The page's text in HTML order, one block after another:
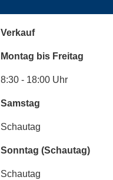
Verkauf
Montag bis Freitag
8:30 - 18:00 Uhr
Samstag
Schautag
Sonntag (Schautag)
Schautag